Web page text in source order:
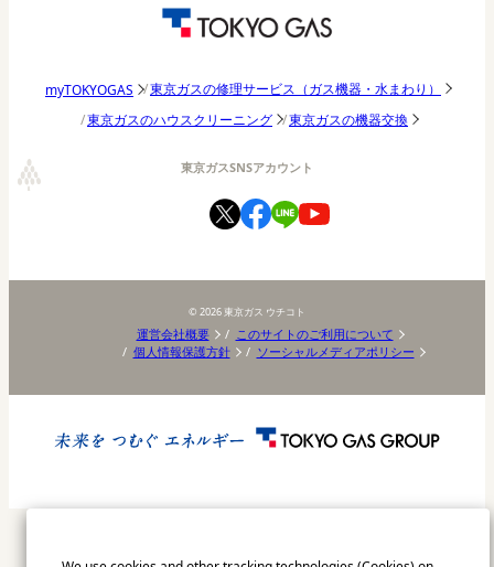
パッチョ日記
myTOKYOGAS
東京ガスの修理サービス（ガス機器・水まわり）
東京ガスのハウスクリーニング
東京ガスの機器交換
東京ガスSNSアカウント
© 2026 東京ガス ウチコト
運営会社概要
このサイトのご利用について
個人情報保護方針
ソーシャルメディアポリシー